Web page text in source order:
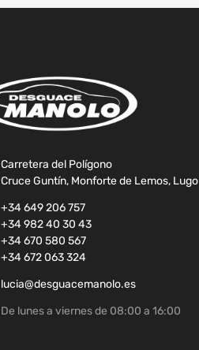
Carretera del Polígono
Cruce Guntín, Monforte de Lemos, Lugo
+34 649 206 757
+34 982 40 30 43
+34 670 580 567
+34 672 063 324
lucia@desguacemanolo.es
De lunes a viernes de 08:00 a 16:00